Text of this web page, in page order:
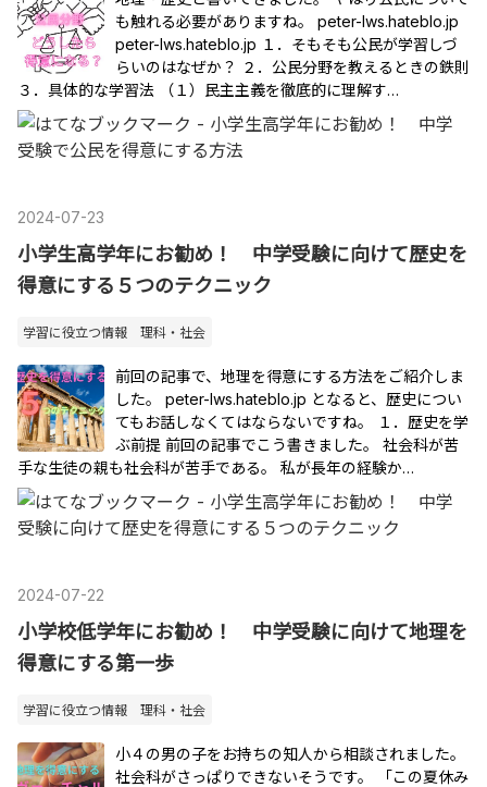
も触れる必要がありますね。 peter-lws.hateblo.jp
peter-lws.hateblo.jp １．そもそも公民が学習しづ
らいのはなぜか？ ２．公民分野を教えるときの鉄則
３．具体的な学習法 （１）民主主義を徹底的に理解す…
2024-07-23
小学生高学年にお勧め！ 中学受験に向けて歴史を
得意にする５つのテクニック
学習に役立つ情報 理科・社会
前回の記事で、地理を得意にする方法をご紹介しま
した。 peter-lws.hateblo.jp となると、歴史につい
てもお話しなくてはならないですね。 １．歴史を学
ぶ前提 前回の記事でこう書きました。 社会科が苦
手な生徒の親も社会科が苦手である。 私が長年の経験か…
2024-07-22
小学校低学年にお勧め！ 中学受験に向けて地理を
得意にする第一歩
学習に役立つ情報 理科・社会
小４の男の子をお持ちの知人から相談されました。
社会科がさっぱりできないそうです。 「この夏休み